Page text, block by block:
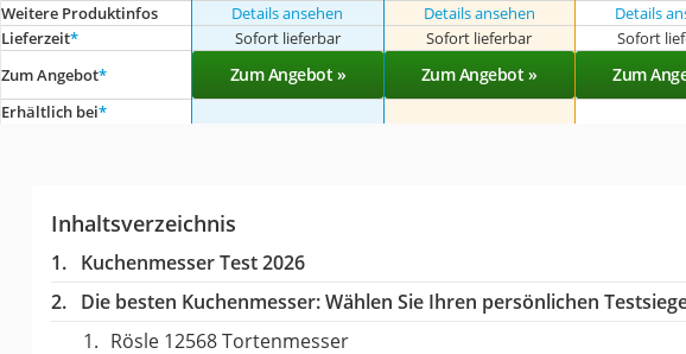
Weitere Produktinfos Details ansehen Details ansehen Details
Lieferzeit* Sofort lieferbar Sofort lieferbar Sofort
Zum Angebot* Zum Angebot » Zum Angebot » Zum
Erhältlich bei*
Inhaltsverzeichnis
Kuchenmesser Test 2026
Die besten Kuchenmesser:Wählen Sie Ihren persönlichen
Rösle 12568 Tortenmesser